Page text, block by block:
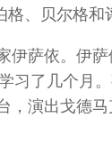
、贝尔格和
伊萨依。伊
习了几个月
，演出戈德